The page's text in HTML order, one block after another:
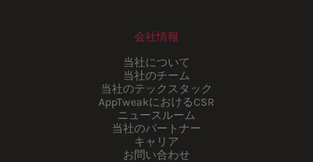
会社情報
当社について
当社のチーム
当社のテックスタック
AppTweakにおけるCSR
ニュースルーム
当社のパートナー
キャリア
お問い合わせ